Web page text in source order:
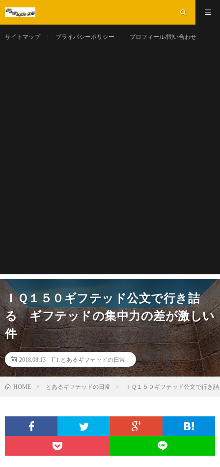
サイトマップ プライバシーポリシー プロフィール/問い合わせ
ＩＱ１５０ギフテッド公文で行き詰
る ギフテッドの集中力の差が激しい
件
2018.08.13 とあるギフテッドの日常
HOME とあるギフテッドの日常 ＩＱ１５０ギフテッド公文で行き